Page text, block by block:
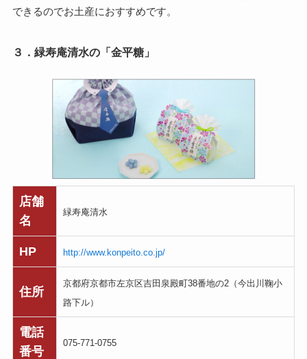
できるのでお土産におすすめです。
３．緑寿庵清水の「金平糖」
店舗
名
緑寿庵清水
HP http://www.konpeito.co.jp/
住所
京都府京都市左京区吉田泉殿町38番地の2（今出川鞠小
路下ル）
電話
番号
075-771-0755